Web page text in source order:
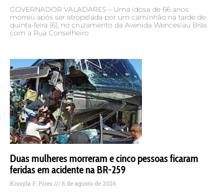
GOVERNADOR VALADARES – Uma idosa de 66 anos
morreu após ser atropelada por um caminhão na tarde de
quinta-feira (6), no cruzamento da Avenida Wenceslau Brás
com a Rua Conselheiro
Duas mulheres morreram e cinco pessoas ficaram
feridas em acidente na BR-259
Kissyla F. Pires 6 de agosto de 2026